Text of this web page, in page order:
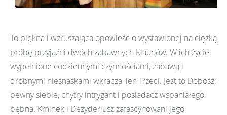
To piękna i wzruszająca opowieść o wystawionej na ciężką
próbę przyjaźni dwóch zabawnych Klaunów. W ich życie
wypełnione codziennymi czynnościami, zabawą i
drobnymi niesnaskami wkracza Ten Trzeci. Jest to Dobosz:
pewny siebie, chytry intrygant i posiadacz wspaniałego
bębna. Kminek i Dezyderiusz zafascynowani jego